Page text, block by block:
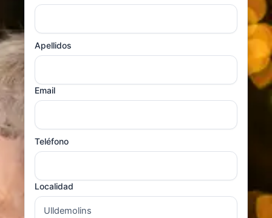
Apellidos
Email
Teléfono
Localidad